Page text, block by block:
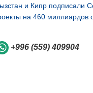
и Кипр подписали
на 460 миллиардов
+996 (559) 409904